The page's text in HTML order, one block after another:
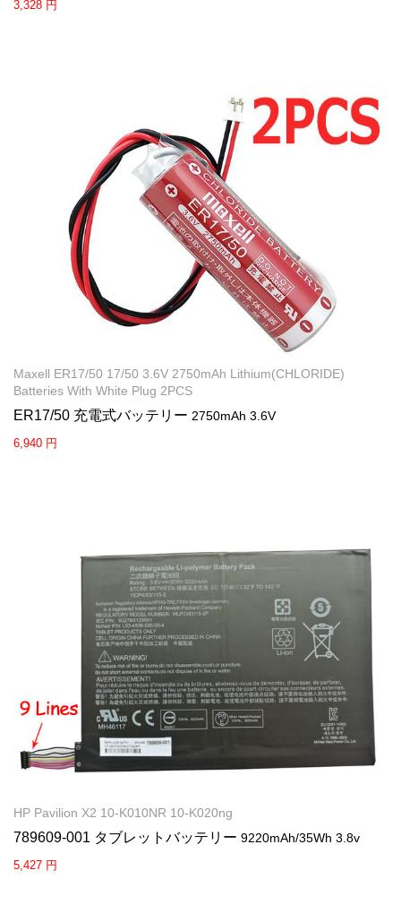
3,328 円
Maxell ER17/50 17/50 3.6V 2750mAh Lithium(CHLORIDE)
Batteries With White Plug 2PCS
ER17/50 充電式バッテリー 2750mAh 3.6V
6,940 円
HP Pavilion X2 10-K010NR 10-K020ng
789609-001 タブレットバッテリー 9220mAh/35Wh 3.8v
5,427 円